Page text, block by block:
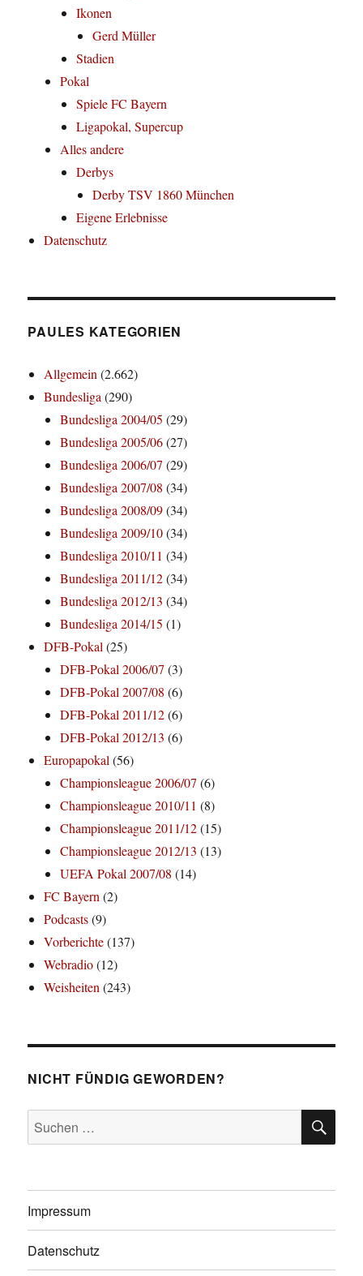
Ikonen
Gerd Müller
Stadien
Pokal
Spiele FC Bayern
Ligapokal, Supercup
Alles andere
Derbys
Derby TSV 1860 München
Eigene Erlebnisse
Datenschutz
PAULES KATEGORIEN
Allgemein(2.662)
Bundesliga(290)
Bundesliga 2004/05 (29)
Bundesliga 2005/06(27)
Bundesliga 2006/07 (29)
Bundesliga 2007/08 (34)
Bundesliga 2008/09(34)
Bundesliga 2009/10(34)
Bundesliga 2010/11 (34)
Bundesliga 2011/12(34)
Bundesliga 2012/13 (34)
Bundesliga 2014/15 (1)
DFB-Pokal(25)
DFB-Pokal 2006/07 (3)
DFB-Pokal 2007/08 (6)
DFB-Pokal 2011/12(6)
DFB-Pokal 2012/13 (6)
Europapokal(56)
Championsleague 2006/07 (6)
Championsleague 2010/11 (8)
Championsleague 2011/12(15)
Championsleague 2012/13 (13)
UEFA Pokal 2007/08 (14)
FC Bayern(2)
Podcasts(9)
Vorberichte(137)
Webradio(12)
Weisheiten(243)
NICHT FÜNDIG GEWORDEN?
Suchen
nach:
Impressum
Datenschutz